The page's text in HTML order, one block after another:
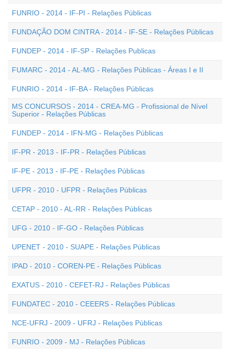
FUNRIO - 2014 - IF-PI - Relações Públicas
FUNDAÇÃO DOM CINTRA - 2014 - IF-SE - Relações Públicas
FUNDEP - 2014 - IF-SP - Relações Publicas
FUMARC - 2014 - AL-MG - Relações Públicas - Áreas I e II
FUNRIO - 2014 - IF-BA - Relações Públicas
MS CONCURSOS - 2014 - CREA-MG - Profissional de Nível
Superior - Relações Públicas
FUNDEP - 2014 - IFN-MG - Relações Públicas
IF-PR - 2013 - IF-PR - Relações Públicas
IF-PE - 2013 - IF-PE - Relações Públicas
UFPR - 2010 - UFPR - Relações Públicas
CETAP - 2010 - AL-RR - Relações Públicas
UFG - 2010 - IF-GO - Relações Públicas
UPENET - 2010 - SUAPE - Relações Públicas
IPAD - 2010 - COREN-PE - Relações Públicas
EXATUS - 2010 - CEFET-RJ - Relações Públicas
FUNDATEC - 2010 - CEEERS - Relações Públicas
NCE-UFRJ - 2009 - UFRJ - Relações Públicas
FUNRIO - 2009 - MJ - Relações Públicas